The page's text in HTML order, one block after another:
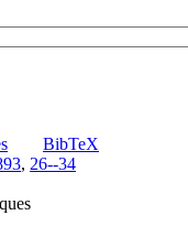
BibTeX
, 26--34